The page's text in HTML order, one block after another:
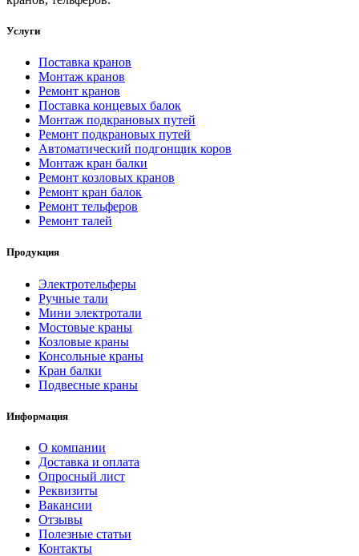
Услуги
Поставка кранов
Монтаж кранов
Ремонт кранов
Поставка концевых балок
Монтаж подкрановых путей
Ремонт подкрановых путей
Автоматический подгонщик коров
Монтаж кран балки
Ремонт козловых кранов
Ремонт кран балок
Ремонт тельферов
Ремонт талей
Продукция
Электротельферы
Ручные тали
Мини электротали
Мостовые краны
Козловые краны
Консольные краны
Кран балки
Подвесные краны
Информация
О компании
Доставка и оплата
Опросный лист
Реквизиты
Вакансии
Отзывы
Полезные статьи
Контакты